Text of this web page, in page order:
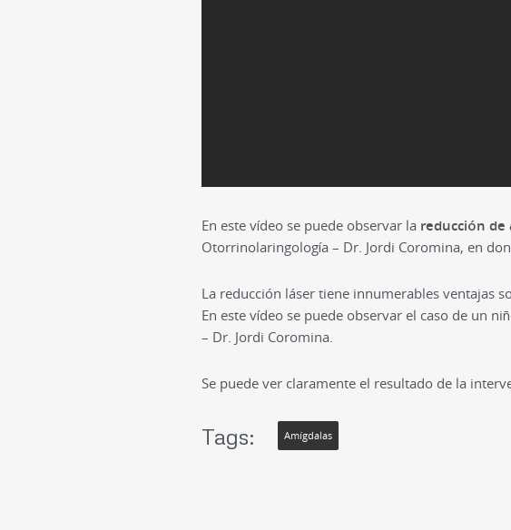
En este vídeo se puede observar la reducción de
Otorrinolaringología – Dr. Jordi Coromina, en
La reducción láser tiene innumerables ventajas
En este vídeo se puede observar el caso de un
– Dr. Jordi Coromina.
Se puede ver claramente el resultado de la
Tags: Amígdalas